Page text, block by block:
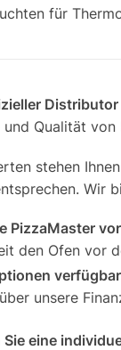
für
und Qualität
stehen
Wir
PizzaMaster
den Ofen vor
unsere
Sie eine